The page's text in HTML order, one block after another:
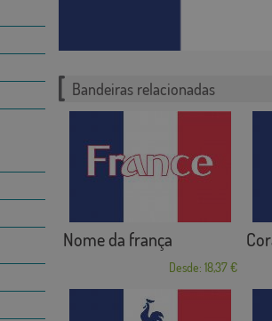
Bandeiras relacionadas
Nome da frança
Desde: 18,37 €